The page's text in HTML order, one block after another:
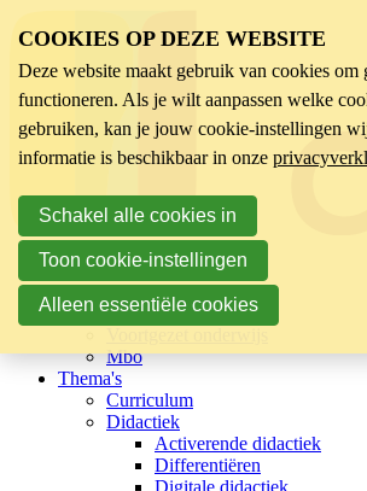
Sector
Kinderopvang
Basisonderwijs
Mbo
Thema's
Curriculum
Didactiek
Activerende didactiek
Differentiëren
Digitale didactiek
COOKIES OP DEZE WEBSITE
Deze website maakt gebruik van cookies om
functioneren. Als je wilt aanpassen welke
gebruiken, kan je jouw cookie-instellingen
informatie is beschikbaar in onze
Schakel alle cookies in
Toon cookie-instellingen
Alleen essentiële cookies